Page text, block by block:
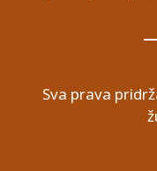
Sva prava